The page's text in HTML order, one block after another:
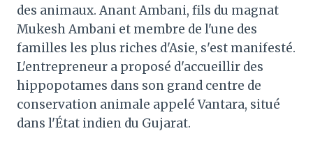
des animaux. Anant Ambani, fils du magnat
Mukesh Ambani et membre de l'une des
familles les plus riches d'Asie, s'est manifesté.
L'entrepreneur a proposé d'accueillir des
hippopotames dans son grand centre de
conservation animale appelé Vantara, situé
dans l'État indien du Gujarat.